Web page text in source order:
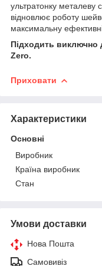
ультратонку металеву
відновлює роботу
максимальну
Підходить виключно
Zero.
Приховати
Характеристики
Основні
Виробник
Країна виробник
Стан
Умови доставки
Нова Пошта
Самовивіз